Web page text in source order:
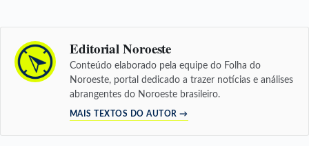
Editorial Noroeste
Conteúdo elaborado pela equipe do Folha do
Noroeste, portal dedicado a trazer notícias e análises
abrangentes do Noroeste brasileiro.
MAIS TEXTOS DO AUTOR →